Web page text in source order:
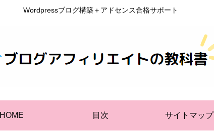
Wordpressブログ構築＋アドセンス合格サポート
HOME 目次 サイトマップ